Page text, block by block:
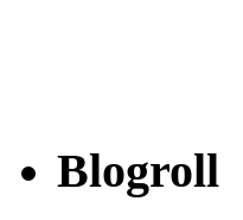
Blogroll